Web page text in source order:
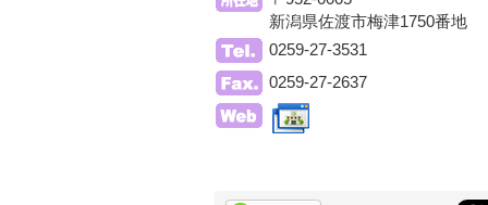
新潟県佐渡市梅津1750番地
0259-27-3531
0259-27-2637